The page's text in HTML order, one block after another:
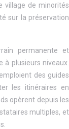
village de minorités
sur la préservation
permanente et
à plusieurs niveaux.
des guides
les itinéraires en
opèrent depuis les
multiples, et